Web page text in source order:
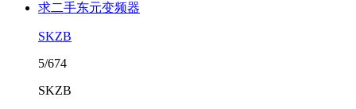
求二手东元变频器
SKZB
5/674
SKZB